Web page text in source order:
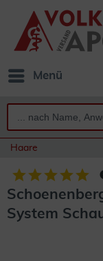
Menü
Haare
System